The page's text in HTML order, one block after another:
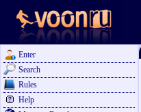
Enter
Search
Rules
Help